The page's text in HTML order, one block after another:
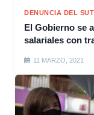
DENUNCIA DEL
El Gobierno se
salariales con
11 MARZO, 2021